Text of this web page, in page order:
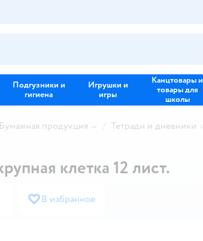
Подгузники и
гигиена
Игрушки и
игры
Канцтовары и
товары для
школы
Бумажная продукция Тетради и дневники
клетка 12 лист.
В избранное